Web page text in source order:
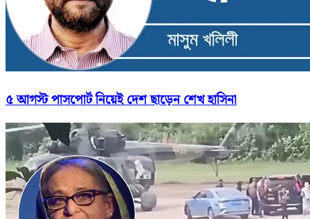
৫ আগস্ট পাসপোর্ট নিয়েই দেশ ছাড়েন শেখ হাসিনা